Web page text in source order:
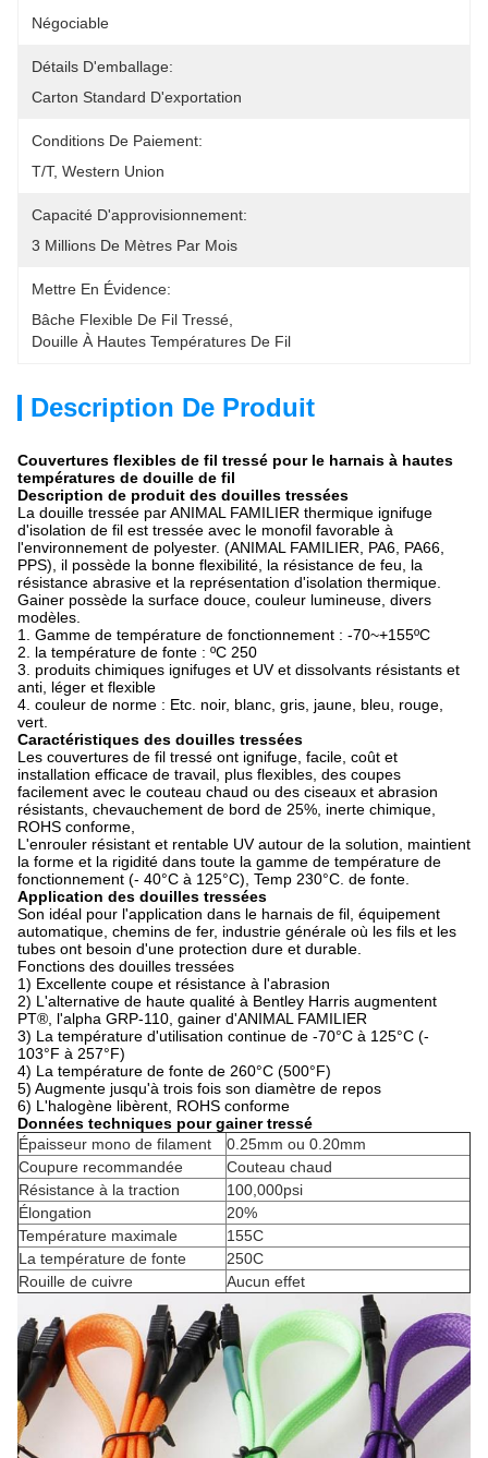
Négociable
Détails D'emballage:
Carton Standard D'exportation
Conditions De Paiement:
T/T, Western Union
Capacité D'approvisionnement:
3 Millions De Mètres Par Mois
Mettre En Évidence:
Bâche Flexible De Fil Tressé
Douille À Hautes Températures De Fil
Description De Produit
Couvertures flexibles de fil tressé pour le harnais à hautes
températures de douille de fil
Description de produit des douilles tressées
La douille tressée par ANIMAL FAMILIER thermique ignifuge
d'isolation de fil est tressée avec le monofil favorable à
l'environnement de polyester. (ANIMAL FAMILIER, PA6, PA66,
PPS), il possède la bonne flexibilité, la résistance de feu, la
résistance abrasive et la représentation d'isolation thermique.
Gainer possède la surface douce, couleur lumineuse, divers
modèles.
1. Gamme de température de fonctionnement : -70~+155ºC
2. la température de fonte : ºC 250
3. produits chimiques ignifuges et UV et dissolvants résistants et
anti, léger et flexible
4. couleur de norme : Etc. noir, blanc, gris, jaune, bleu, rouge,
vert.
Caractéristiques des douilles tressées
Les couvertures de fil tressé ont ignifuge, facile, coût et
installation efficace de travail, plus flexibles, des coupes
facilement avec le couteau chaud ou des ciseaux et abrasion
résistants, chevauchement de bord de 25%, inerte chimique,
ROHS conforme,
L'enrouler résistant et rentable UV autour de la solution, maintient
la forme et la rigidité dans toute la gamme de température de
fonctionnement (- 40°C à 125°C), Temp 230°C. de fonte.
Application des douilles tressées
Son idéal pour l'application dans le harnais de fil, équipement
automatique, chemins de fer, industrie générale où les fils et les
tubes ont besoin d'une protection dure et durable.
Fonctions des douilles tressées
1) Excellente coupe et résistance à l'abrasion
2) L'alternative de haute qualité à Bentley Harris augmentent
PT®, l'alpha GRP-110, gainer d'ANIMAL FAMILIER
3) La température d'utilisation continue de -70°C à 125°C (-
103°F à 257°F)
4) La température de fonte de 260°C (500°F)
5) Augmente jusqu'à trois fois son diamètre de repos
6) L'halogène libèrent, ROHS conforme
Données techniques pour gainer tressé
Épaisseur mono de filament
0.25mm ou 0.20mm
Coupure recommandée
Couteau chaud
Résistance à la traction
100,000psi
Élongation
20%
Température maximale
155C
La température de fonte
250C
Rouille de cuivre
Aucun effet